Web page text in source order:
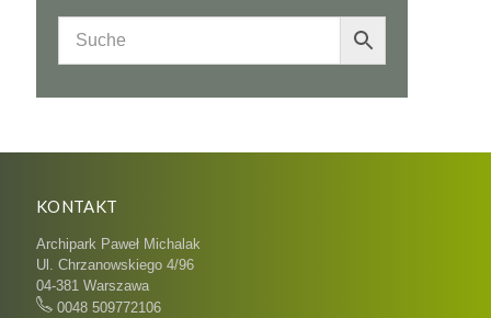
KONTAKT
Archipark Paweł Michalak
Ul. Chrzanowskiego 4/96
04-381 Warszawa
0048 509772106